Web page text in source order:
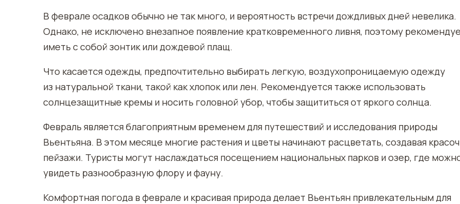
В феврале осадков обычно не так много, и вероятность встречи дождливых дней невелика.
Однако, не исключено внезапное появление кратковременного ливня, поэтому
иметь с собой зонтик или дождевой плащ.
Что касается одежды, предпочтительно выбирать легкую, воздухопроницаемую одежду
из натуральной ткани, такой как хлопок или лен. Рекомендуется также использовать
солнцезащитные кремы и носить головной убор, чтобы защититься от яркого солнца.
Февраль является благоприятным временем для путешествий и исследования природы
Вьентьяна. В этом месяце многие растения и цветы начинают расцветать, создавая
пейзажи. Туристы могут наслаждаться посещением национальных парков и озер, где
увидеть разнообразную флору и фауну.
Комфортная погода в феврале и красивая природа делает Вьентьян привлекательным для